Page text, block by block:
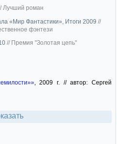
Лучший роман
«Мир Фантастики», Итоги 2009 //
фэнтези
// Премия "Золотая цепь"
, 2009 г. // автор: Сергей